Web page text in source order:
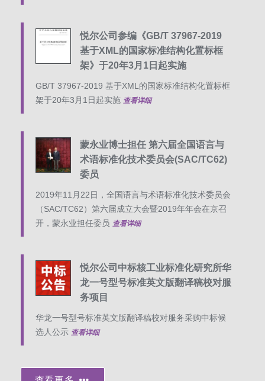
悦尔公司参编《GB/T 37967-2019
基于XML的国家标准结构化置标框
架》于20年3月1日起实施
GB/T 37967-2019 基于XML的国家标准结构化置标框
架于20年3月1日起实施 查看详细
蒙永业博士担任 第六届全国语言与
术语标准化技术委员会(SAC/TC62)
委员
2019年11月22日，全国语言与术语标准化技术委员会
（SAC/TC62）第六届成立大会暨2019年年会在京召
开，蒙永业担任委员 查看详细
悦尔公司中标核工业标准化研究所华
龙一号型号标准英文版翻译稿校对服
务项目
华龙一号型号标准英文版翻译稿校对服务采购中标候
选人公示 查看详细